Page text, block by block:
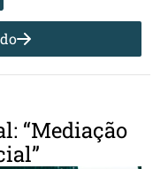
“Mediação